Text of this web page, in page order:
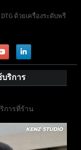
ด้วยเครื่องระดับพรี
บริการ
การที่ร้าน